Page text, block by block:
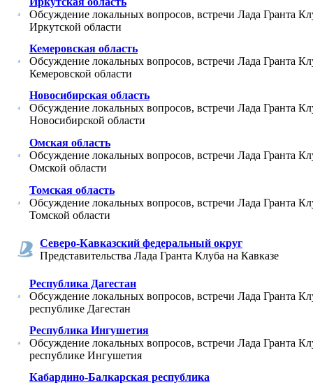
Обсуждение локальных вопросов, встречи Лада Гранта
Иркутской области
Кемеровская область
Обсуждение локальных вопросов, встречи Лада Гранта
Кемеровской области
Новосибирская область
Обсуждение локальных вопросов, встречи Лада Гранта
Новосибирской области
Омская область
Обсуждение локальных вопросов, встречи Лада Гранта
Омской области
Томская область
Обсуждение локальных вопросов, встречи Лада Гранта
Томской области
Северо-Кавказский федеральный округ
Представительства Лада Гранта Клуба на Кавказе
Республика Дагестан
Обсуждение локальных вопросов, встречи Лада Гранта
республике Дагестан
Республика Ингушетия
Обсуждение локальных вопросов, встречи Лада Гранта
республике Ингушетия
Кабардино-Балкарская республика